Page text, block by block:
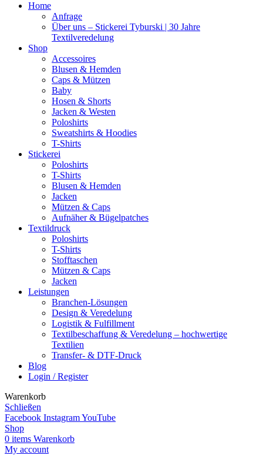
Home
Anfrage
Über uns – Stickerei Tyburski | 30 Jahre
Textilveredelung
Shop
Accessoires
Blusen & Hemden
Caps & Mützen
Baby
Hosen & Shorts
Jacken & Westen
Poloshirts
Sweatshirts & Hoodies
T-Shirts
Stickerei
Poloshirts
T-Shirts
Blusen & Hemden
Jacken
Mützen & Caps
Aufnäher & Bügelpatches
Textildruck
Poloshirts
T-Shirts
Stofftaschen
Mützen & Caps
Jacken
Leistungen
Branchen-Lösungen
Design & Veredelung
Logistik & Fulfillment
Textilbeschaffung & Veredelung – hochwertige
Textilien
Transfer- & DTF-Druck
Blog
Login / Register
Warenkorb
Schließen
Facebook InstagramYouTube
Shop
0 items Warenkorb
My account